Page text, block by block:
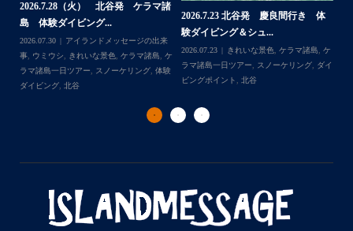
Follow on Instagram
2026.7.28（火） 北谷発 ケラマ諸
島 体験ダイビング...
2026.07.30
アイランドメッセージの出来
事, ウミウシ, きれいな景色, ケラマ諸島, ケ
ラマ諸島一日ツアー, スノーケリング, 体験
ダイビング, 北谷
2026.7.23 北谷発 慶良間行き 体
験ダイビング＆シュ...
2026.07.23 きれいな景色, ケラマ諸島, ケ
ラマ諸島一日ツアー, スノーケリング, ダイ
ビングポイント, 北谷